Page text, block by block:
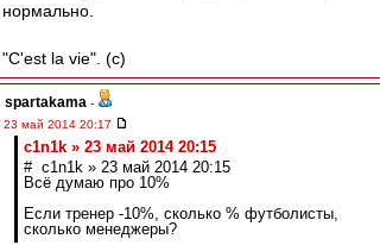
нормально.
"C'est la vie". (с)
spartakama -
23 май 2014 20:17
c1n1k » 23 май 2014 20:15
# c1n1k » 23 май 2014 20:15
Всё думаю про 10%
Если тренер -10%, сколько % футболисты,
сколько менеджеры?